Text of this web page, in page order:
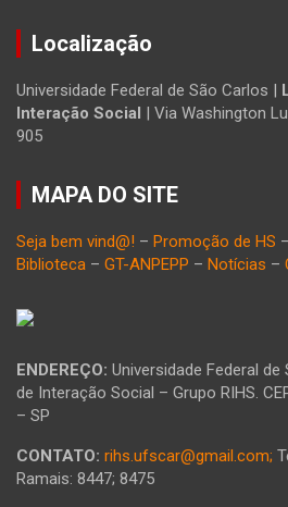
Localização
Universidade Federal de São Carlos |
Interação Social | Via Washington
905
MAPA DO SITE
Seja bem vind@! – Promoção de HS –
Biblioteca – GT-ANPEPP – Notícias –
ENDEREÇO: Universidade Federal
de Interação Social – Grupo RIHS.
– SP
CONTATO: rihs.ufscar@gmail.com;
Ramais: 8447; 8475